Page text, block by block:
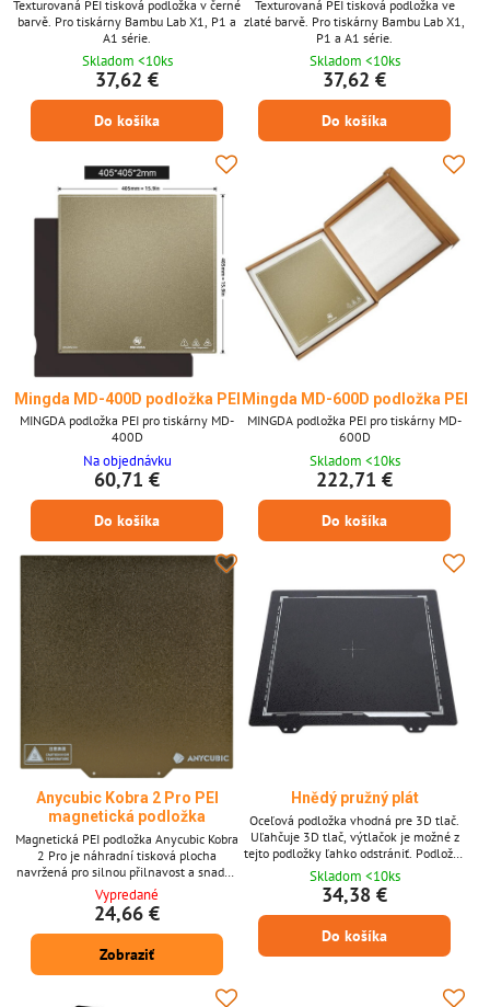
Texturovaná PEI tisková podložka v černé
barvě. Pro tiskárny Bambu Lab X1, P1 a
A1 série.
Skladom <10ks
37,62 €
Do košíka
Texturovaná PEI tisková podložka ve
zlaté barvě. Pro tiskárny Bambu Lab X1,
P1 a A1 série.
Skladom <10ks
37,62 €
Do košíka
Mingda MD-400D podložka PEI
MINGDA podložka PEI pro tiskárny MD-
400D
Na objednávku
60,71 €
Do košíka
Mingda MD-600D podložka PEI
MINGDA podložka PEI pro tiskárny MD-
600D
Skladom <10ks
222,71 €
Do košíka
Anycubic Kobra 2 Pro PEI
magnetická podložka
Magnetická PEI podložka Anycubic Kobra
2 Pro je náhradní tisková plocha
navržená pro silnou přilnavost a snadné
odstranění výtisků. Povrch potažený PEI
zajišťuje spolehlivé přilnutí během tisku
a hladké uvolnění po ochlazení, zatímco
magnetická spodní strana umožňuje
rychlou instalaci a výměnu. Klíčové
vlastnosti * Náhradní magnetická PEI
podložka pro Anycubic Kobra 2 Pro * PEI
Vypredané
24,66 €
Zobraziť
Hnědý pružný plát
Oceľová podložka vhodná pre 3D tlač.
Uľahčuje 3D tlač, výtlačok je možné z
tejto podložky ľahko odstrániť. Podložka
je dvojnásobná s ľahkou údržbou. Čierna
podložka pre 3D tlač s práškovým
ukladaním špeciálneho priemyselného
oleja.
Skladom <10ks
34,38 €
Do košíka